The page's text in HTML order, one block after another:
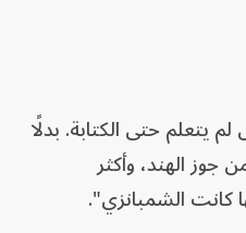
يتعلم حتى الكتابة. بدلًا
الهند، وأكثر
كانت الشمبانزي".